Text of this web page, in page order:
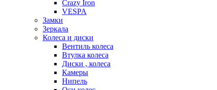
Crazy Iron
VESPA
Замки
Зеркала
Колеса и диски
Вентиль колеса
Втулка колеса
Диски , колеса
Камеры
Нипель